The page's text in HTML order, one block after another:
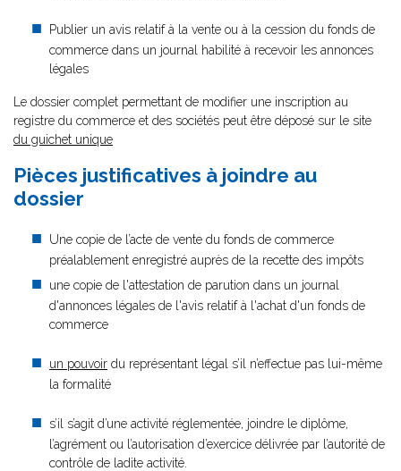
Publier un avis relatif à la vente ou à la cession du fonds de
commerce dans un journal habilité à recevoir les annonces
légales
Le dossier complet permettant de modifier une inscription au
registre du commerce et des sociétés peut être déposé sur le site
du guichet unique
Pièces justificatives à joindre au
dossier
Une copie de l’acte de vente du fonds de commerce
préalablement enregistré auprès de la recette des impôts
une copie de l'attestation de parution dans un journal
d'annonces légales de l'avis relatif à l'achat d'un fonds de
commerce
un pouvoir du représentant légal s’il n’effectue pas lui-même
la formalité
s’il s’agit d’une activité réglementée, joindre le diplôme,
l’agrément ou l’autorisation d’exercice délivrée par l’autorité de
contrôle de ladite activité.